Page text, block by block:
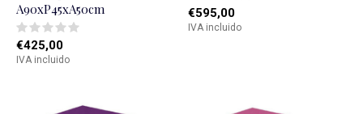
A90xP45xA50cm
€425,00
IVA incluido
€595,00
IVA incluido